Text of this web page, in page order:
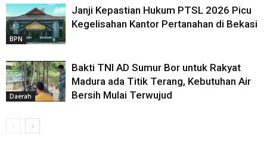
BPN
Janji Kepastian Hukum PTSL 2026 Picu
Kegelisahan Kantor Pertanahan di Bekasi
Daerah
Bakti TNI AD Sumur Bor untuk Rakyat
Madura ada Titik Terang, Kebutuhan Air
Bersih Mulai Terwujud